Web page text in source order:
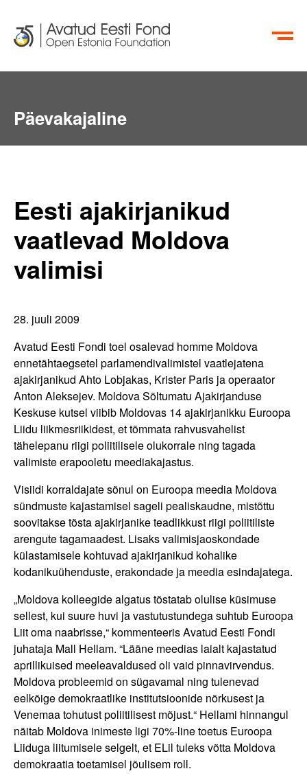
EN RU
Päevakajaline
Eesti ajakirjanikud
vaatlevad Moldova
valimisi
28. juuli 2009
Avatud Eesti Fondi toel osalevad homme Moldova
ennetähtaegsetel parlamendivalimistel vaatlejatena
ajakirjanikud Ahto Lobjakas, Krister Paris ja operaator
Anton Aleksejev. Moldova Sõltumatu Ajakirjanduse
Keskuse kutsel viibib Moldovas 14 ajakirjanikku Euroopa
Liidu liikmesriikidest, et tõmmata rahvusvahelist
tähelepanu riigi poliitilisele olukorrale ning tagada
valimiste erapooletu meediakajastus.
Visiidi korraldajate sõnul on Euroopa meedia Moldova
sündmuste kajastamisel sageli pealiskaudne, mistõttu
soovitakse tõsta ajakirjanike teadlikkust riigi poliitiliste
arengute tagamaadest. Lisaks valimisjaoskondade
külastamisele kohtuvad ajakirjanikud kohalike
kodanikuühenduste, erakondade ja meedia esindajatega.
„Moldova kolleegide algatus tõstatab olulise küsimuse
sellest, kui suure huvi ja vastutustundega suhtub Euroopa
Liit oma naabrisse,“ kommenteeris Avatud Eesti Fondi
juhataja Mall Hellam. “Lääne meedias laialt kajastatud
aprillikuised meeleavaldused oli vaid pinnavirvendus.
Moldova probleemid on sügavamal ning tulenevad
eelkõige demokraatlike institutsioonide nõrkusest ja
Venemaa tohutust poliitilisest mõjust.“ Hellami hinnangul
näitab Moldova inimeste ligi 70%-line toetus Euroopa
Liiduga liitumisele selgelt, et ELil tuleks võtta Moldova
demokraatia toetamisel jõulisem roll.